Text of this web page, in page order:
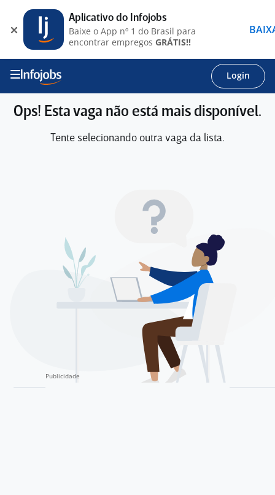
Login
Ops! Esta vaga não está mais disponível.
Tente selecionando outra vaga da lista.
Aplicativo do Infojobs
Baixe o App nº 1 do Brasil para
encontrar empregos GRÁTIS!!